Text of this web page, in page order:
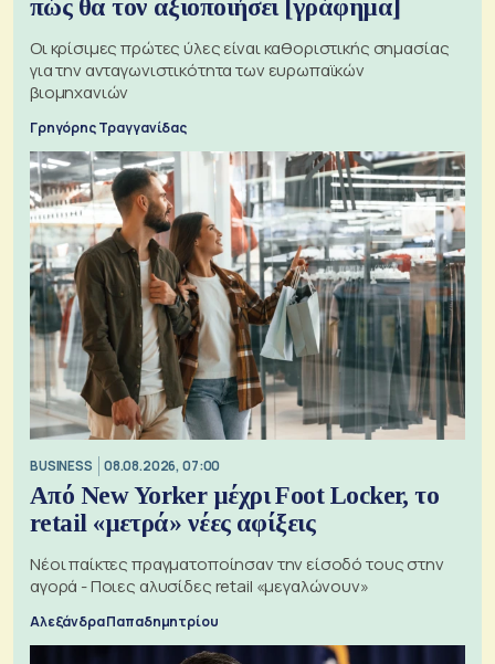
πώς θα τον αξιοποιήσει [γράφημα]
Οι κρίσιμες πρώτες ύλες είναι καθοριστικής σημασίας
για την ανταγωνιστικότητα των ευρωπαϊκών
βιομηχανιών
Γρηγόρης Τραγγανίδας
BUSINESS 08.08.2026, 07:00
Από New Yorker μέχρι Foot Locker, το
retail «μετρά» νέες αφίξεις
Νέοι παίκτες πραγματοποίησαν την είσοδό τους στην
αγορά - Ποιες αλυσίδες retail «μεγαλώνουν»
Αλεξάνδρα Παπαδημητρίου